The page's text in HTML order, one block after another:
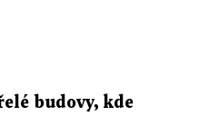
budovy, kde